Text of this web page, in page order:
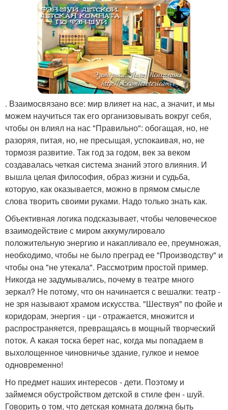
. Взаимосвязано все: мир влияет на нас, а значит, и мы
можем научиться так его организовывать вокруг себя,
чтобы он влиял на нас "Правильно": обогащая, но, не
разоряя, питая, но, не пресыщая, успокаивая, но, не
тормозя развитие. Так год за годом, век за веком
создавалась четкая система знаний этого влияния. И
вышла целая философия, образ жизни и судьба,
которую, как оказывается, можно в прямом смысле
слова творить своими руками. Надо только знать как.
Объективная логика подсказывает, чтобы человеческое
взаимодействие с миром аккумулировало
положительную энергию и накапливало ее, преумножая,
необходимо, чтобы не было преград ее "Производству" и
чтобы она "не утекала". Рассмотрим простой пример.
Никогда не задумывались, почему в театре много
зеркал? Не потому, что он начинается с вешалки: театр -
не зря называют храмом искусства. "Шествуя" по фойе и
коридорам, энергия - ци - отражается, множится и
распространяется, превращаясь в мощный творческий
поток. А какая тоска берет нас, когда мы попадаем в
выхолощенное чиновничье здание, гулкое и немое
одновременно!
Но предмет наших интересов - дети. Поэтому и
займемся обустройством детской в стиле фен - шуй.
Говорить о том, что детская комната должна быть